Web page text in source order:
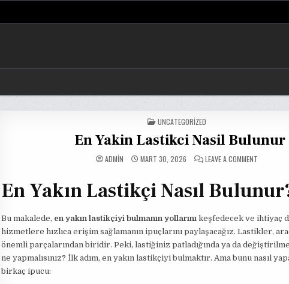
POSTED
IN
UNCATEGORIZED
En Yakin Lastikci Nasil Bulunur
ADMIN MART 30, 2026 LEAVE A COMMENT
NASIL
BULUNUR
En Yakın Lastikçi Nasıl
Bu makalede, en yakın lastikçiyi bulmanın yollarınıkeşfedecek ve ihtiyaç
hizmetlere hızlıca erişim sağlamanın ipuçlarını paylaşacağız. Lastikler,
önemli parçalarından biridir. Peki, lastiğiniz patladığında ya da
ne yapmalısınız? İlk adım, en yakın lastikçiyi bulmaktır. Ama bunu nasıl
birkaç ipucu: